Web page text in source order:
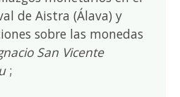
de Aistra (Álava) y
sobre las monedas
San Vicente
;